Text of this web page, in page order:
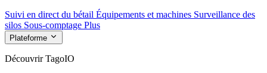
Suivi en direct du bétail Équipements et machines Surveillance des
silos Sous-comptage Plus
Plateforme
Découvrir TagoIO